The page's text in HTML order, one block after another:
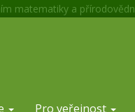
matematiky a
Pro veřejnost